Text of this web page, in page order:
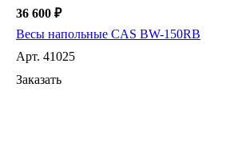
36 600 ₽
Весы напольные CAS BW-150RB
Арт. 41025
Заказать